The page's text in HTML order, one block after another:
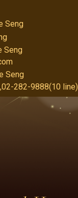
Seng
Seng
Seng
282-9888(10 line)